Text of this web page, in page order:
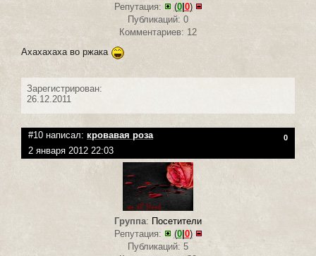
Репутация:
(0| 0)
Публикаций: 0
Комментариев: 12
Ахахахаха во ржака
Зарегистрирован:
26.12.2011
#10 написал: кровавая роза 0
2 января 2012 22:03
Группа: Посетители
Репутация:
(0| 0)
Публикаций: 5